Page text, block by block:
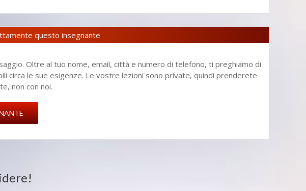
questo insegnante
Oltre al tuo nome, email, città e numero di telefono, ti preghiamo di
circa le sue esigenze. Le vostre lezioni sono private, quindi prenderete
non con noi.